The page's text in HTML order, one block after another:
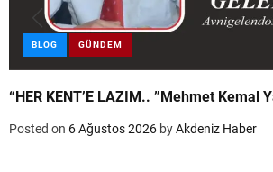
BLOG GÜNDEM
“HER KENT’E LAZIM.. ”Mehmet
Posted on 6 Ağustos 2026 byAkdeniz Haber